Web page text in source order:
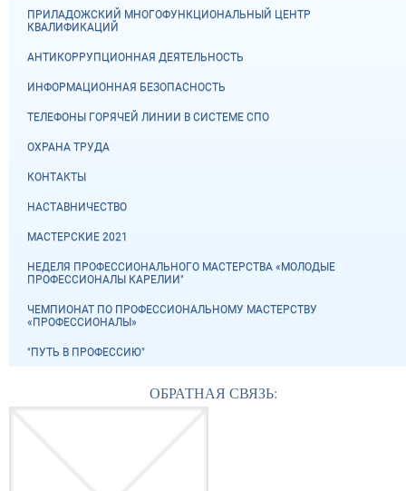
ПРИЛАДОЖСКИЙ МНОГОФУНКЦИОНАЛЬНЫЙ ЦЕНТР
КВАЛИФИКАЦИЙ
АНТИКОРРУПЦИОННАЯ ДЕЯТЕЛЬНОСТЬ
ИНФОРМАЦИОННАЯ БЕЗОПАСНОСТЬ
ТЕЛЕФОНЫ ГОРЯЧЕЙ ЛИНИИ В СИСТЕМЕ СПО
ОХРАНА ТРУДА
КОНТАКТЫ
НАСТАВНИЧЕСТВО
МАСТЕРСКИЕ 2021
НЕДЕЛЯ ПРОФЕССИОНАЛЬНОГО МАСТЕРСТВА «МОЛОДЫЕ
ПРОФЕССИОНАЛЫ КАРЕЛИИ"
ЧЕМПИОНАТ ПО ПРОФЕССИОНАЛЬНОМУ МАСТЕРСТВУ
«ПРОФЕССИОНАЛЫ»
"ПУТЬ В ПРОФЕССИЮ"
ОБРАТНАЯ СВЯЗЬ: